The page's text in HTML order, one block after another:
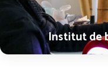
Institut de